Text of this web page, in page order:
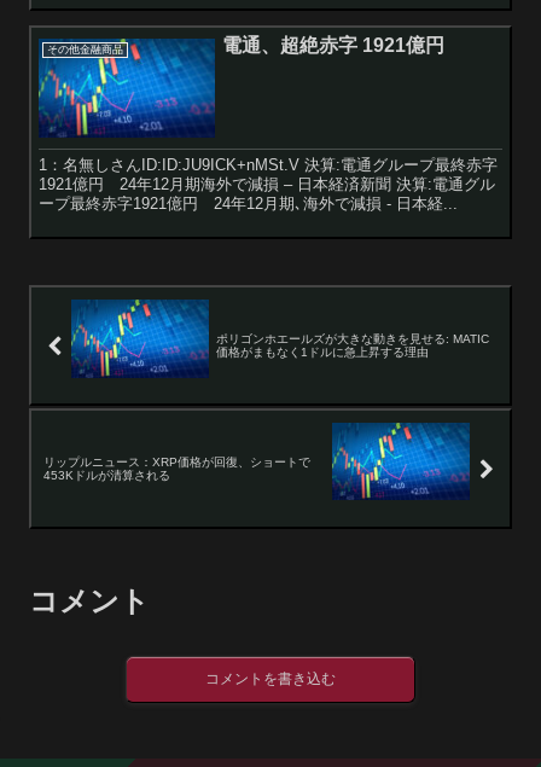
その他金融商品 電通、超絶赤字 1921億円
1：名無しさんID:ID:JU9ICK+nMSt.V 決算:電通グループ最終赤字
1921億円 24年12月期海外で減損 – 日本経済新聞 決算:電通グル
ープ最終赤字1921億円 24年12月期､海外で減損 - 日本経...
ポリゴンホエールズが大きな動きを見せる: MATIC
価格がまもなく1ドルに急上昇する理由
リップルニュース：XRP価格が回復、ショートで
453Kドルが清算される
コメント
コメントを書き込む